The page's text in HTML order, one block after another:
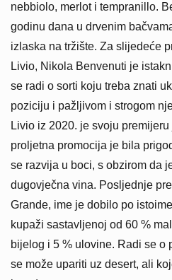
nebbiolo, merlot i tempranillo.
godinu dana u drvenim
izlaska na tržište. Za slijedeće
Livio, Nikola Benvenuti je
se radi o sorti koju treba znati
poziciju i pažljivom i strogom
Livio iz 2020. je svoju
proljetna promocija je bila
se razvija u boci, s obzirom da
dugovječna vina. Posljednje
Grande, ime je dobilo po
kupaži sastavljenoj od 60 %
bijelog i 5 % ulovine. Radi se o
se može upariti uz desert, ali